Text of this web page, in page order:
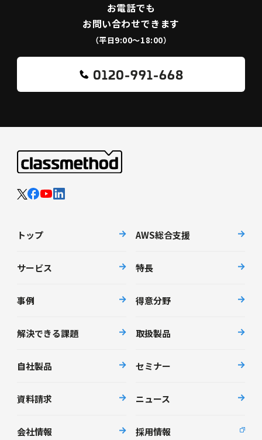
お電話でも
お問い合わせできます
（平日9:00〜18:00）
0120-991-668
トップ AWS総合支援
サービス 特長
事例 得意分野
解決できる課題 取扱製品
自社製品 セミナー
資料請求 ニュース
会社情報 採用情報